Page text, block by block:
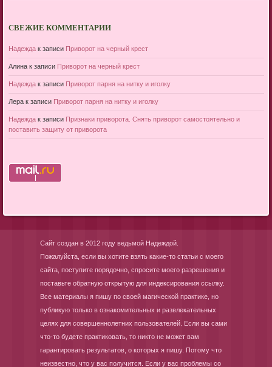
СВЕЖИЕ КОММЕНТАРИИ
Надеждак записи Приворот на черный крест
Алинак записи Приворот на черный крест
Надеждак записи Приворот парня на нитку и иголку
Лерак записи Приворот парня на нитку и иголку
Надеждак записи Признаки приворота. Снять приворот самостоятельно и
поставить защиту от приворота
Сайт создан в 2012 году ведьмой Надеждой.
Пожалуйста, если вы хотите взять какие-то статьи с моего
сайта, поступите порядочно, спросите моего разрешения и
поставьте обратную открытую для индексирования ссылку.
Все материалы я пишу по своей магической практике, но
публикую только в ознакомительных и развлекательных
целях для совершеннолетних пользователей. Если вы сами
что-то будете практиковать, то никто не может вам
гарантировать результатов, о которых я пишу. Потому что
неизвестно, что у вас получится. Если у вас проблемы со